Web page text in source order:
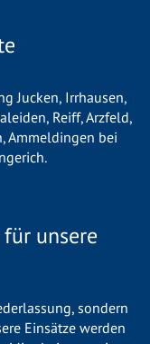
Jucken, Irrhausen,
, Reiff,Arzfeld,
,Ammeldingen bei
.
unsere
sondern
Einsätze werden